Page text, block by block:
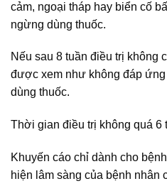
cảm, ngoại tháp hay biển cố
ngừng dùng thuốc.
Nếu sau 8 tuần điều trị không
được xem như không đáp
dùng thuốc.
Thời gian điều trị không quá 6
Khuyến cáo chỉ dành cho
hiện lâm sàng của bệnh nhân